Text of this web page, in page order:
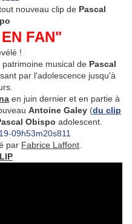
nouveau clip de Pascal
FAN"
!
musical de Pascal
par l'adolescence jusqu'à
en juin dernier et en partie à
Antoine Galey (du clip
Obispo adolescent.
par Fabrice Laffont